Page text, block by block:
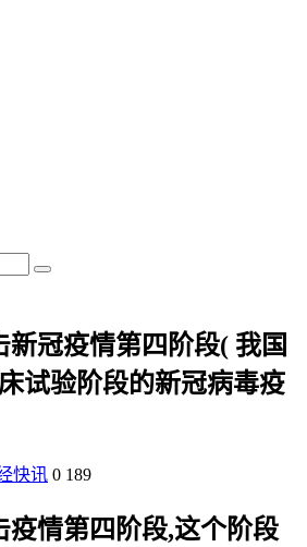
新冠疫情第四阶段( 我国
试验阶段的新冠病毒疫
快讯 0 189
疫情第四阶段,这个阶段